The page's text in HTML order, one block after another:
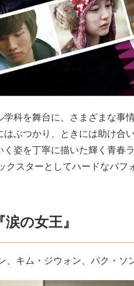
学科を舞台に、さまざまな事
はぶつかり、ときには助け合
く姿を丁寧に描いた輝く青春
クスターとしてハードなパフ
の女王』
、キム・ジウォン 、パク・ソ